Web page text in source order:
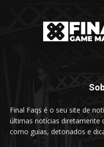
Final Faqs é o seu site de
últimas notícias diretamente
como guias, detonados e